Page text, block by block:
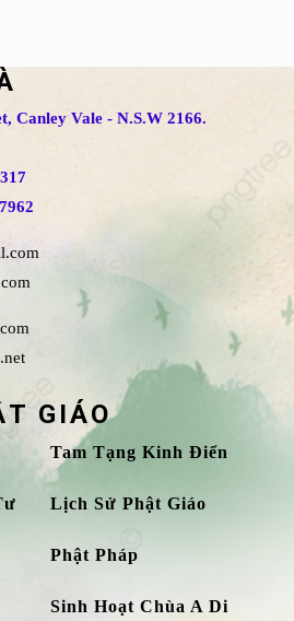
Canley Vale - N.S.W 2166.
GIÁO
Tam Tạng Kinh Điển
Lịch Sử Phật Giáo
Phật Pháp
Sinh Hoạt Chùa A Di